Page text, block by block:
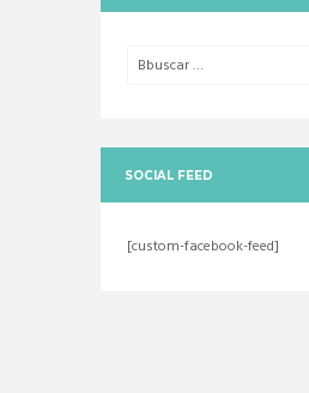
SOCIAL FEED
[custom-facebook-feed]